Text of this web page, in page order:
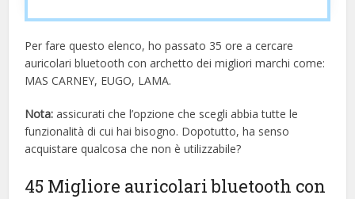
Per fare questo elenco, ho passato 35 ore a cercare
auricolari bluetooth con archetto dei migliori marchi come:
MAS CARNEY, EUGO, LAMA.
Nota: assicurati che l’opzione che scegli abbia tutte le
funzionalità di cui hai bisogno. Dopotutto, ha senso
acquistare qualcosa che non è utilizzabile?
45 Migliore auricolari bluetooth con